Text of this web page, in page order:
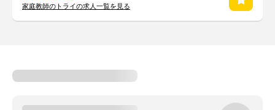
家庭教師のトライの求人一覧を見る